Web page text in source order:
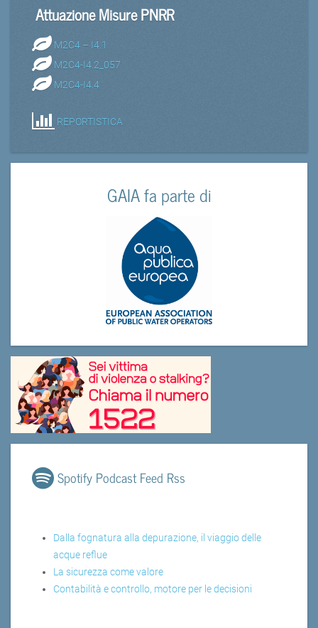
Attuazione Misure PNRR
M2C4 – I4.1
M2C4-I4.2_057
M2C4-I4.4
REPORTISTICA
GAIA fa parte di
Spotify Podcast Feed Rss
Dalla fognatura alla depurazione, il viaggio delle
acque reflue
La sicurezza come valore
Contabilità e controllo, motore per le decisioni